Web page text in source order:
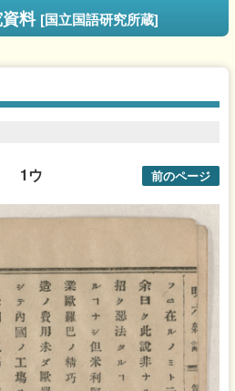
料 [国立国語研究所蔵]
1ウ 前のページ